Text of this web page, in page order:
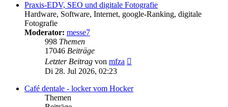
Praxis-EDV, SEO und digitale Fotografie
Hardware, Software, Internet, google-Ranking, digitale
Fotografie
Moderator: messe7
998 Themen
17046 Beiträge
Letzter Beitrag von mfza
Di 28. Jul 2026, 02:23
Café dentale - locker vom Hocker
Themen